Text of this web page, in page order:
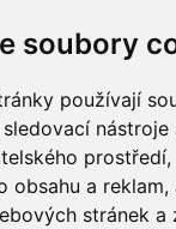
soubory
používají
nástroje
obsahu a reklam,
stránek a
985 Kč